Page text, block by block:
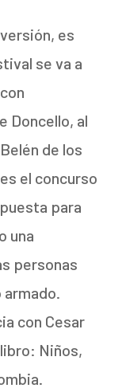
es
se va a
Doncello, al
de los
el concurso
para
una
personas
con Cesar
Niños,